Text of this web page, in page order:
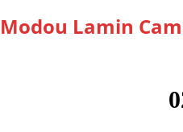
Modou Lamin